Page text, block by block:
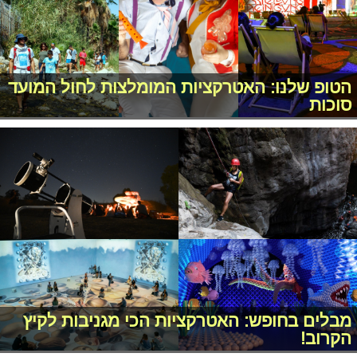
הטופ שלנו: האטרקציות המומלצות לחול המועד
סוכות
מבלים בחופש: האטרקציות הכי מגניבות לקיץ
הקרוב!